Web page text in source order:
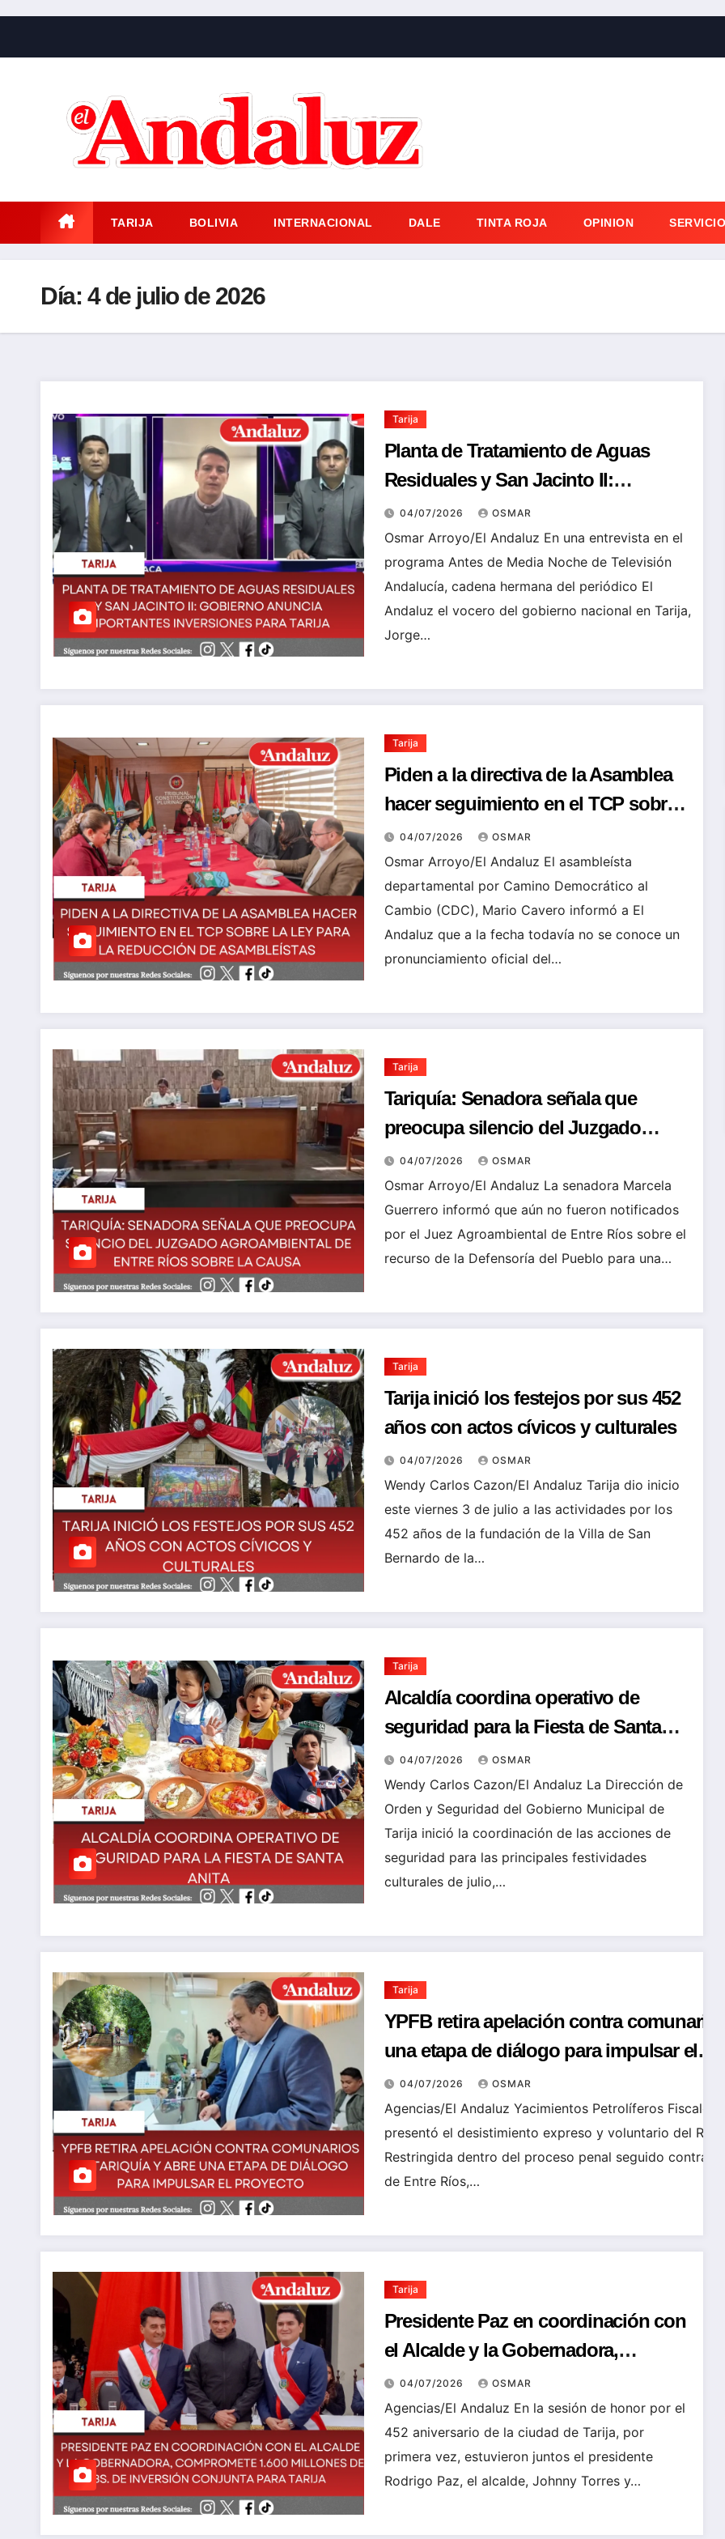
contenido
TARIJA BOLIVIA INTERNACIONAL DALE TINTA ROJA OPINION
Día: 4 de julio de 2026
Tarija
Planta de Tratamiento de Aguas
Residuales y San Jacinto II:
Gobierno anuncia importantes
inversiones para Tarija
04/07/2026 OSMAR
Osmar Arroyo/El Andaluz En una entrevista en el
programa Antes de Media Noche de Televisión
Andalucía, cadena hermana del periódico El
Andaluz el vocero del gobierno nacional en Tarija,
Jorge…
Tarija
Piden a la directiva de la Asamblea
hacer seguimiento en el TCP sobre
la Ley para la reducción de
asambleístas
04/07/2026 OSMAR
Osmar Arroyo/El Andaluz El asambleísta
departamental por Camino Democrático al
Cambio (CDC), Mario Cavero informó a El
Andaluz que a la fecha todavía no se conoce un
pronunciamiento oficial del…
Tarija
Tariquía: Senadora señala que
preocupa silencio del Juzgado
Agroambiental de Entre Ríos sobre
la causa
04/07/2026 OSMAR
Osmar Arroyo/El Andaluz La senadora Marcela
Guerrero informó que aún no fueron notificados
por el Juez Agroambiental de Entre Ríos sobre el
recurso de la Defensoría del Pueblo para una…
Tarija
Tarija inició los festejos por sus 452
años con actos cívicos y culturales
04/07/2026 OSMAR
Wendy Carlos Cazon/El Andaluz Tarija dio inicio
este viernes 3 de julio a las actividades por los
452 años de la fundación de la Villa de San
Bernardo de la…
Tarija
Alcaldía coordina operativo de
seguridad para la Fiesta de Santa
Anita
04/07/2026 OSMAR
Wendy Carlos Cazon/El Andaluz La Dirección de
Orden y Seguridad del Gobierno Municipal de
Tarija inició la coordinación de las acciones de
seguridad para las principales festividades
culturales de julio,…
Tarija
YPFB retira apelación contra comunarios
una etapa de diálogo para impulsar el
04/07/2026 OSMAR
Agencias/El Andaluz Yacimientos Petrolíferos Fiscales
presentó el desistimiento expreso y voluntario del
Restringida dentro del proceso penal seguido contra
de Entre Ríos,…
Tarija
Presidente Paz en coordinación con
el Alcalde y la Gobernadora,
compromete 1.600 millones de Bs.
de inversión conjunta para Tarija
04/07/2026 OSMAR
Agencias/El Andaluz En la sesión de honor por el
452 aniversario de la ciudad de Tarija, por
primera vez, estuvieron juntos el presidente
Rodrigo Paz, el alcalde, Johnny Torres y…